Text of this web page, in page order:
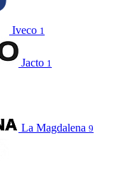
Iveco 1
Jacto 1
La Magdalena 9